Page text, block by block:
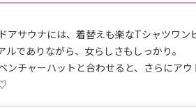
アサウナには、着替えも楽なTシャツワン
ルでありながら、女らしさもしっかり。
ンチャーハットと合わせると、さらにアウ